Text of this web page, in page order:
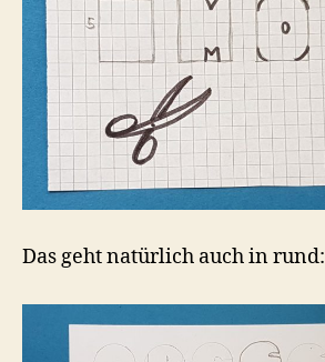
Das geht natürlich auch in rund: